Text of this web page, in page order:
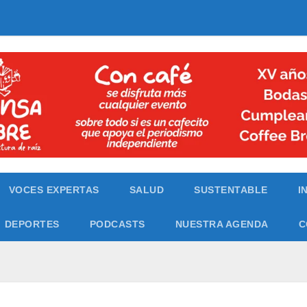
VOCES EXPERTAS SALUD SUSTENTABLE
DEPORTES PODCASTS NUESTRA AGENDA